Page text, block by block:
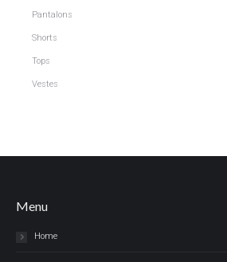
Pantalons
Shorts
Tops
Vestes
Menu
Home